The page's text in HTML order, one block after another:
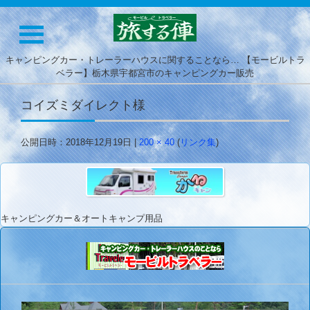
キャンピングカー・トレーラーハウスに関することなら… 【モービルトラ
ベラー】栃木県宇都宮市のキャンピングカー販売
コイズミダイレクト様
公開日時：2018年12月19日|200 × 40(リンク集)
キャンピングカー＆オートキャンプ用品